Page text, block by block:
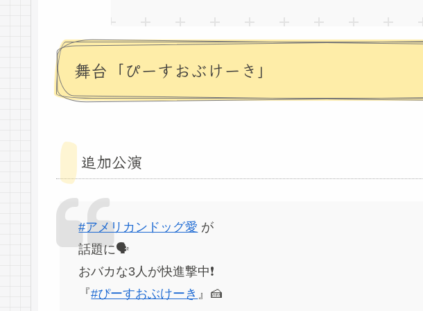
舞台「ぴーすおぶけーき」
追加公演
#アメリカンドッグ愛 が
話題に🗣
おバカな3人が快進撃中❗️
『#ぴーすおぶけーき 』🍰